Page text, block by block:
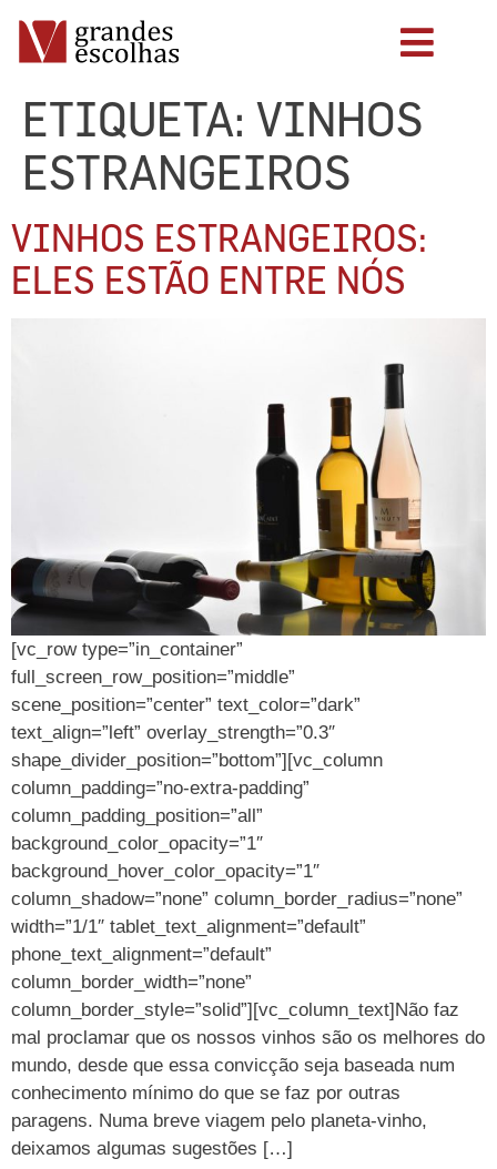
ETIQUETA: VINHOS
ESTRANGEIROS
VINHOS ESTRANGEIROS:
ELES ESTÃO ENTRE NÓS
[vc_row type=”in_container”
full_screen_row_position=”middle”
scene_position=”center” text_color=”dark”
text_align=”left” overlay_strength=”0.3″
shape_divider_position=”bottom”][vc_column
column_padding=”no-extra-padding”
column_padding_position=”all”
background_color_opacity=”1″
background_hover_color_opacity=”1″
column_shadow=”none” column_border_radius=”none”
width=”1/1″ tablet_text_alignment=”default”
phone_text_alignment=”default”
column_border_width=”none”
column_border_style=”solid”][vc_column_text]Não faz
mal proclamar que os nossos vinhos são os melhores do
mundo, desde que essa convicção seja baseada num
conhecimento mínimo do que se faz por outras
paragens. Numa breve viagem pelo planeta-vinho,
deixamos algumas sugestões […]